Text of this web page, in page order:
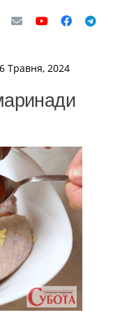
Травня, 2024